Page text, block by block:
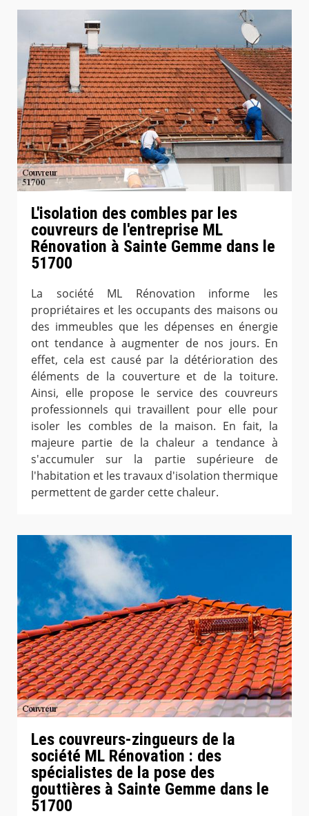
L'isolation des combles par les
couvreurs de l'entreprise ML
Rénovation à Sainte Gemme dans le
51700
La société ML Rénovation informe les
propriétaires et les occupants des maisons ou
des immeubles que les dépenses en énergie
ont tendance à augmenter de nos jours. En
effet, cela est causé par la détérioration des
éléments de la couverture et de la toiture.
Ainsi, elle propose le service des couvreurs
professionnels qui travaillent pour elle pour
isoler les combles de la maison. En fait, la
majeure partie de la chaleur a tendance à
s'accumuler sur la partie supérieure de
l'habitation et les travaux d'isolation thermique
permettent de garder cette chaleur.
Les couvreurs-zingueurs de la
société ML Rénovation : des
spécialistes de la pose des
gouttières à Sainte Gemme dans le
51700